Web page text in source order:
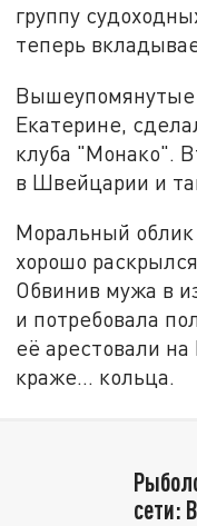
группу
теперь
Вышеупомянутые
Екатерине,
клуба "Монако".
в Швейцарии и
Моральный
хорошо
Обвинив мужа в
и потребовала
её арестовали
краже… кольца.
сети: